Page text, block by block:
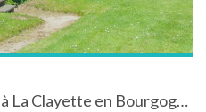
Camping *** Les Bruyères à La Clayette en Bourgogne